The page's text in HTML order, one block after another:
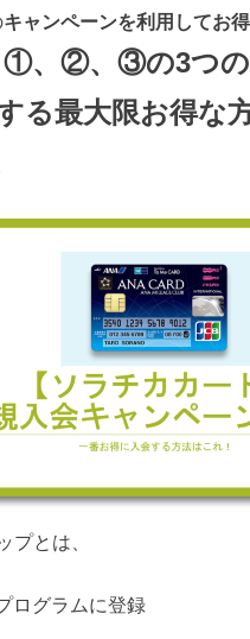
キャンペーンを利用してお
①、②、③の3つの
る最大限お得な
プとは、
ログラムに登録